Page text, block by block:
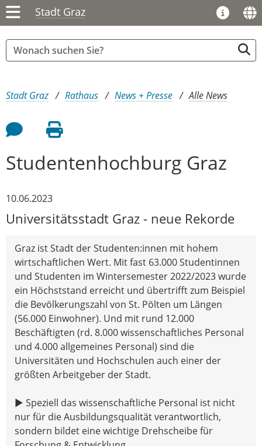
Stadt Graz
Sie sind hier:
Stadt Graz Rathaus News + Presse Alle News
Feedback an Autor
Seite drucken
Studentenhochburg Graz
10.06.2023
Universitätsstadt Graz - neue Rekorde
Graz ist Stadt der Studenten:innen mit hohem
wirtschaftlichen Wert. Mit fast 63.000 Studentinnen
und Studenten im Wintersemester 2022/2023 wurde
ein Höchststand erreicht und übertrifft zum Beispiel
die Bevölkerungszahl von St. Pölten um Längen
(56.000 Einwohner). Und mit rund 12.000
Beschäftigten (rd. 8.000 wissenschaftliches Personal
und 4.000 allgemeines Personal) sind die
Universitäten und Hochschulen auch einer der
größten Arbeitgeber der Stadt.
▶ Speziell das wissenschaftliche Personal ist nicht
nur für die Ausbildungsqualität verantwortlich,
sondern bildet eine wichtige Drehscheibe für